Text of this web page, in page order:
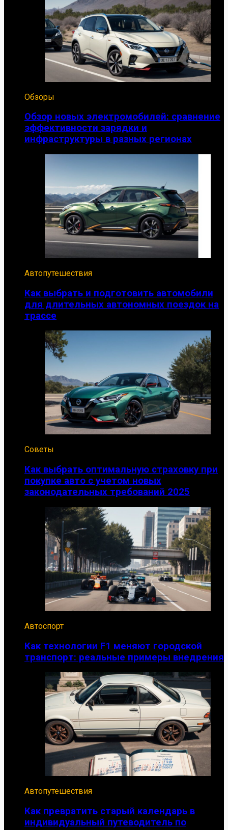
Обзоры
Обзор новых электромобилей: сравнение
эффективности зарядки и
инфраструктуры в разных регионах
Автопутешествия
Как выбрать и подготовить автомобили
для длительных автономных поездок на
трассе
Советы
Как выбрать оптимальную страховку при
покупке авто с учетом новых
законодательных требований 2025
Автоспорт
Как технологии F1 меняют городской
транспорт: реальные примеры внедрения
Автопутешествия
Как превратить старый календарь в
индивидуальный путеводитель по